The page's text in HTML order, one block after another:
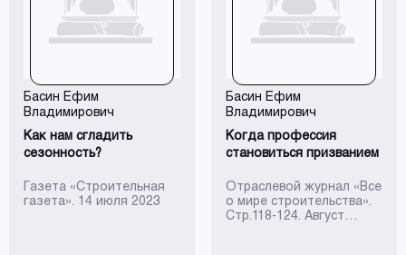
Басин Ефим
Владимирович
Как нам сгладить
сезонность?
Газета «Строительная
газета». 14 июля 2023
Басин Ефим
Владимирович
Когда профессия
становиться призванием
Отраслевой журнал «Все
о мире строительства».
Стр.118-124. Август